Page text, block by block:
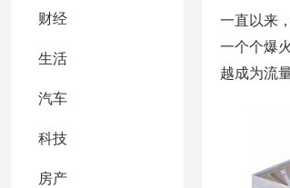
财经
生活
汽车
科技
房产
一直以来
一个个爆
越成为流